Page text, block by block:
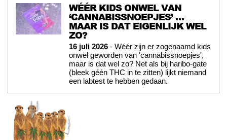
WÉÉR KIDS ONWEL VAN
‘CANNABISSNOEPJES’ …
MAAR IS DAT EIGENLIJK WEL
ZO?
16 juli 2026 - Wéér zijn er zogenaamd kids
onwel geworden van 'cannabissnoepjes',
maar is dat wel zo? Net als bij haribo-gate
(bleek géén THC in te zitten) lijkt niemand
een labtest te hebben gedaan.